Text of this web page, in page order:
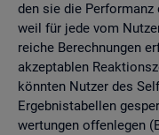
den sie die
weil für jede vom
rei­che Be­rech­nun­gen
ak­zep­ta­blen
könn­ten Nut­zer des
Er­geb­nis­ta­bel­len
wer­tun­gen of­fen­le­gen